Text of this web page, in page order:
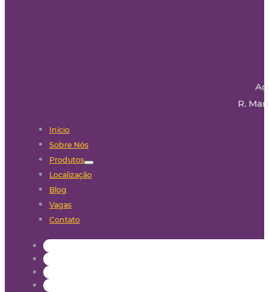
R.
Início
Sobre Nós
Produtos
Localização
Blog
Vagas
Contato